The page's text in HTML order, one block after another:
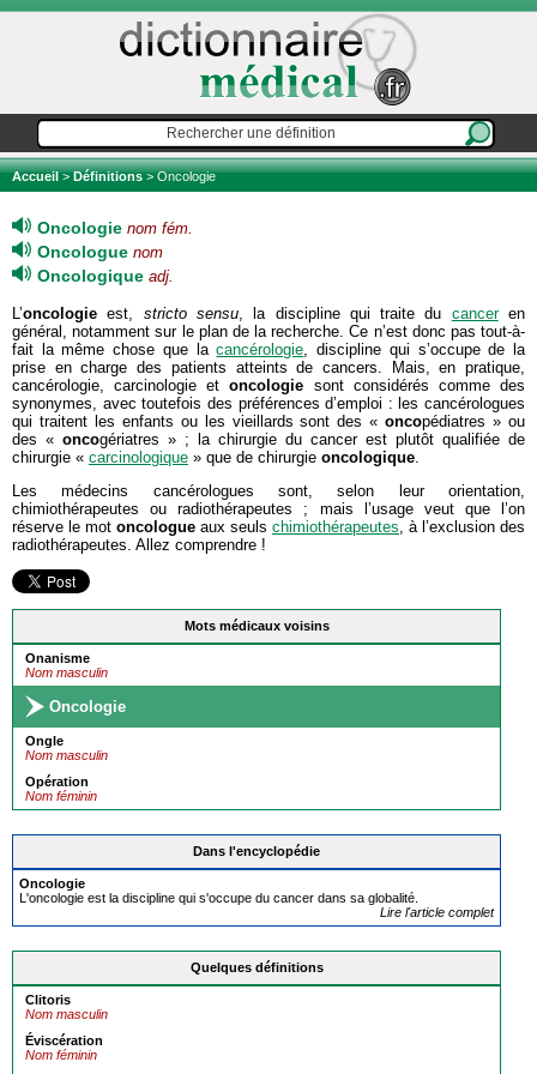
Accueil>Définitions> Oncologie
Mots médicaux voisins
Onanisme
Nom masculin
Oncologie
Ongle
Nom masculin
Opération
Nom féminin
Dans l'encyclopédie
Oncologie
L'oncologie est la discipline qui s'occupe du cancer dans sa globalité.
Lire l'article complet
Quelques définitions
Clitoris
Nom masculin
Éviscération
Nom féminin
Oncologie nom fém.
Oncologue nom
Oncologique adj.
L’oncologie est, stricto sensu, la discipline qui traite du canceren
général, notamment sur le plan de la recherche. Ce n’est donc pas tout-à-
fait la même chose que lacancérologie, discipline qui s’occupe de la
prise en charge des patients atteints de cancers. Mais, en pratique,
cancérologie, carcinologie etoncologie sont considérés comme des
synonymes, avec toutefois des préférences d’emploi : les cancérologues
qui traitent les enfants ou les vieillards sont des «oncopédiatres » ou
des « oncogériatres » ; la chirurgie du cancer est plutôt qualifiée de
chirurgie « carcinologique » que de chirurgie oncologique.
Les médecins cancérologues sont, selon leur orientation,
chimiothérapeutes ou radiothérapeutes ; mais l’usage veut que l’on
réserve le mot oncologue aux seuls chimiothérapeutes, à l’exclusion des
radiothérapeutes. Allez comprendre !